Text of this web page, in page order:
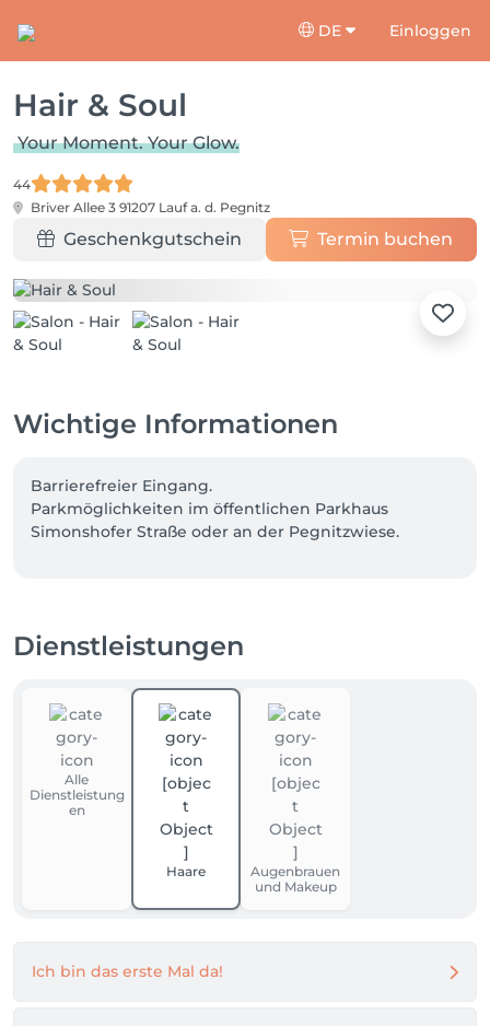
DE Einloggen
Hair & Soul
Your Moment. Your Glow.
44
Briver Allee 3 91207 Lauf a. d. Pegnitz
Geschenkgutschein Termin buchen
Wichtige Informationen
Barrierefreier Eingang.
Parkmöglichkeiten im öffentlichen Parkhaus
Simonshofer Straße oder an der Pegnitzwiese.
Dienstleistungen
Alle
Dienstleistung
en
Haare
Augenbrauen
und Makeup
Ich bin das erste Mal da!